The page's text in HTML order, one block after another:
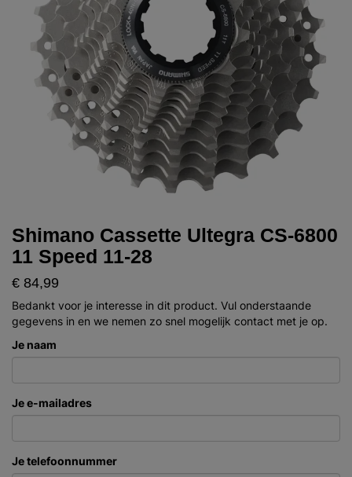
Shimano Cassette Ultegra CS-6800
11 Speed 11-28
€ 84,99
Bedankt voor je interesse in dit product. Vul onderstaande
gegevens in en we nemen zo snel mogelijk contact met je op.
Je naam
Je e-mailadres
Je telefoonnummer